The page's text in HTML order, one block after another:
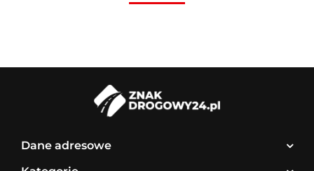
Dane adresowe